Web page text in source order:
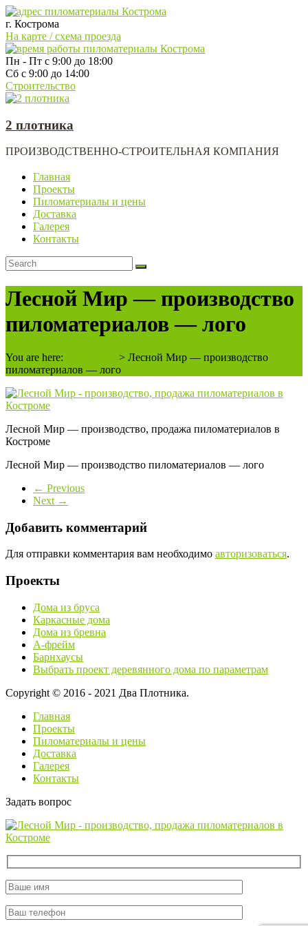
г. Кострома
На карте / схема проезда
Пн - Пт с 9:00 до 18:00
Сб с 9:00 до 14:00
Строительство
2 плотника
ПРОИЗВОДСТВЕННО-СТРОИТЕЛЬНАЯ КОМПАНИЯ
Главная
Проекты
Пиломатериалы и цены
Доставка
Галерея
Контакты
Лесной Мир — производство
пиломатериалов — лого
You are here: > Лесной Мир — производство
пиломатериалов — лого
Лесной Мир — производство, продажа пиломатериалов в
Костроме
Лесной Мир — производство пиломатериалов — лого
← Previous
Next →
Добавить комментарий
Для отправки комментария вам необходимо авторизоваться.
Проекты
Дома из бруса
Каркасные дома
Дома из бревна
А-фрейм
Барнхаусы
Выбрать проект деревянного дома по параметрам
Copyright © 2016 - 2021 Два Плотника.
Главная
Проекты
Пиломатериалы и цены
Доставка
Галерея
Контакты
Задать вопрос